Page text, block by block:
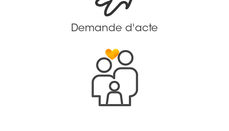
Demande d'acte